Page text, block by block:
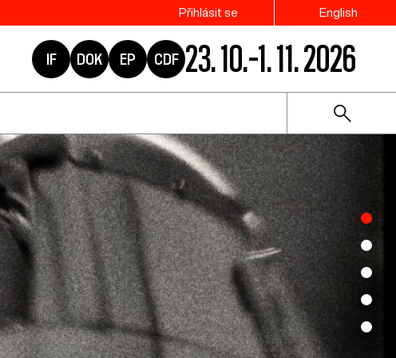
Přihlásit se English
IF DOK EP CDF 23. 10.–1. 11. 2026